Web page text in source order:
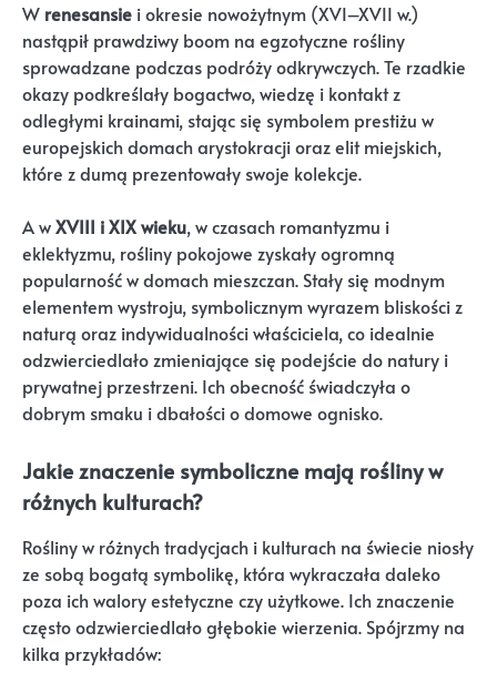
W renesansie i okresie nowożytnym (XVI–XVII w.)
nastąpił prawdziwy boom na egzotyczne rośliny
sprowadzane podczas podróży odkrywczych. Te rzadkie
okazy podkreślały bogactwo, wiedzę i kontakt z
odległymi krainami, stając się symbolem prestiżu w
europejskich domach arystokracji oraz elit miejskich,
które z dumą prezentowały swoje kolekcje.
A wXVIII i XIX wieku, w czasach romantyzmu i
eklektyzmu, rośliny pokojowe zyskały ogromną
popularność w domach mieszczan. Stały się modnym
elementem wystroju, symbolicznym wyrazem bliskości z
naturą oraz indywidualności właściciela, co idealnie
odzwierciedlało zmieniające się podejście do natury i
prywatnej przestrzeni. Ich obecność świadczyła o
dobrym smaku i dbałości o domowe ognisko.
Jakie znaczenie symboliczne mają rośliny w
różnych kulturach?
Rośliny w różnych tradycjach i kulturach na świecie niosły
ze sobą bogatą symbolikę, która wykraczała daleko
poza ich walory estetyczne czy użytkowe. Ich znaczenie
często odzwierciedlało głębokie wierzenia. Spójrzmy na
kilka przykładów: